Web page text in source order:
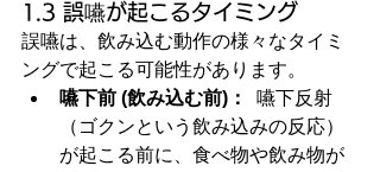
1.3 誤嚥が起こるタイミング
誤嚥は、飲み込む動作の様々なタイミ
ングで起こる可能性があります。
嚥下前 (飲み込む前)：
嚥下反射
（ゴクンという飲み込みの反応）
が起こる前に、食べ物や飲み物が